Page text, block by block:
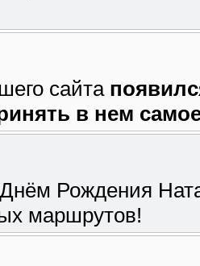
сайта
в нем
Рождения
маршрутов!